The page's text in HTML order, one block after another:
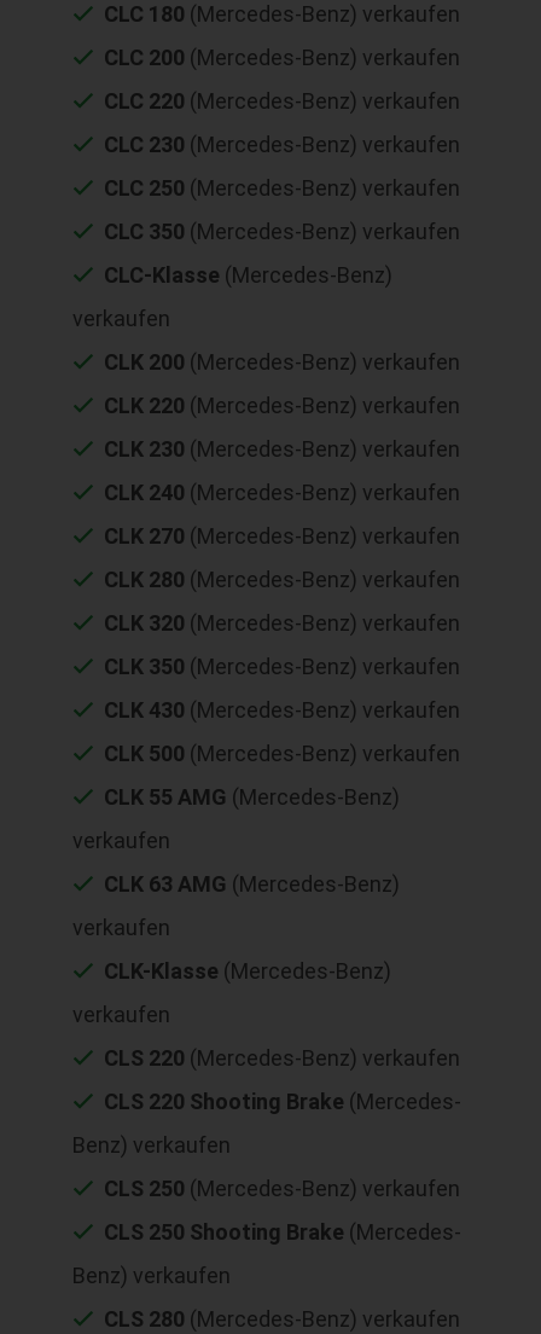
CLC 180 (Mercedes-Benz) verkaufen
CLC 200 (Mercedes-Benz) verkaufen
CLC 220 (Mercedes-Benz) verkaufen
CLC 230 (Mercedes-Benz) verkaufen
CLC 250 (Mercedes-Benz) verkaufen
CLC 350 (Mercedes-Benz) verkaufen
CLC-Klasse (Mercedes-Benz)
verkaufen
CLK 200 (Mercedes-Benz) verkaufen
CLK 220 (Mercedes-Benz) verkaufen
CLK 230 (Mercedes-Benz) verkaufen
CLK 240 (Mercedes-Benz) verkaufen
CLK 270 (Mercedes-Benz) verkaufen
CLK 280 (Mercedes-Benz) verkaufen
CLK 320 (Mercedes-Benz) verkaufen
CLK 350 (Mercedes-Benz) verkaufen
CLK 430 (Mercedes-Benz) verkaufen
CLK 500 (Mercedes-Benz) verkaufen
CLK 55 AMG (Mercedes-Benz)
verkaufen
CLK 63 AMG (Mercedes-Benz)
verkaufen
CLK-Klasse (Mercedes-Benz)
verkaufen
CLS 220 (Mercedes-Benz) verkaufen
CLS 220 Shooting Brake (Mercedes-
Benz) verkaufen
CLS 250 (Mercedes-Benz) verkaufen
CLS 250 Shooting Brake (Mercedes-
Benz) verkaufen
CLS 280 (Mercedes-Benz) verkaufen